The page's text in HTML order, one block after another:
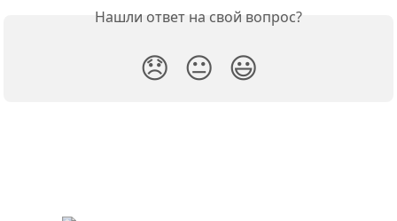
Нашли ответ на свой вопрос?
😞 😐 😃